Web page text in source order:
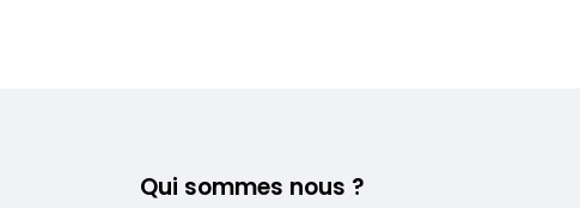
Qui sommes nous ?